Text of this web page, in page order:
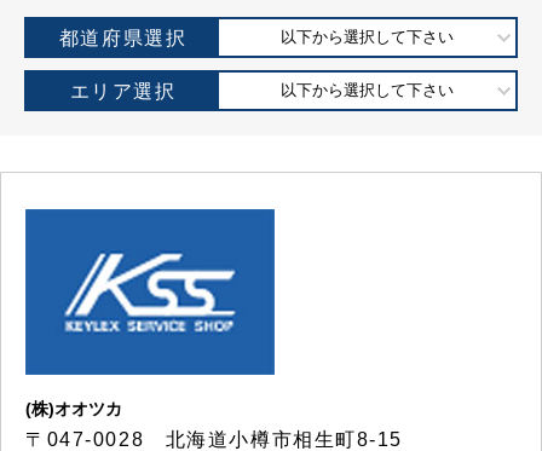
都道府県選択 以下から選択して下さい
エリア選択 以下から選択して下さい
(株)オオツカ
〒047-0028 北海道小樽市相生町8-15